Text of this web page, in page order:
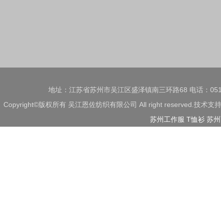
地址：江苏省苏州市吴江区盛泽镇南三环路68 电话：
Copyright©版权所有 吴江恩佐纺织有限公司 All right reserved.技术支
苏州工作服 T恤衫 苏